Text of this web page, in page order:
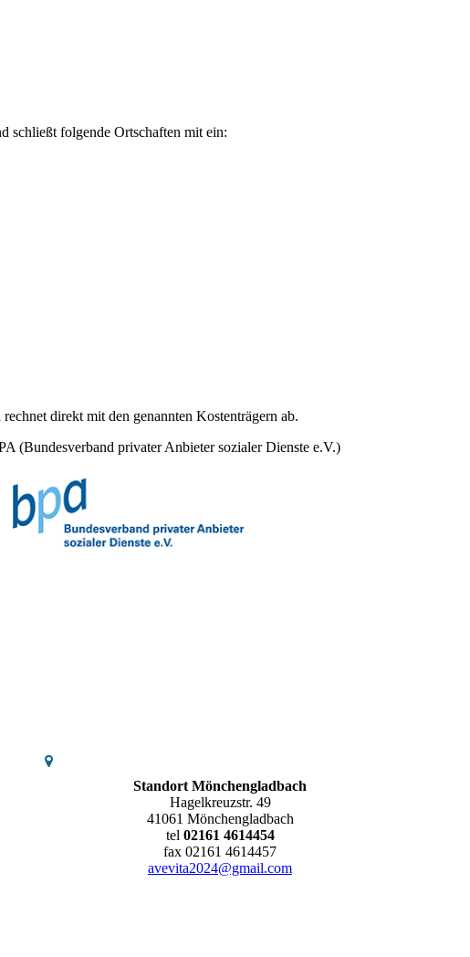
schließt folgende Ortschaften mit ein:
direkt mit den genannten Kostenträgern ab.
(Bundesverband privater Anbieter sozialer Dienste e.V.)
Standort Mönchengladbach
Hagelkreuzstr. 49
41061 Mönchenglad­bach
tel 02161 4614454
fax 02161 4614457
avevita2024@gmail.com